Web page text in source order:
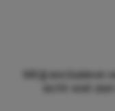
Wil jij exclusieve
echt wat